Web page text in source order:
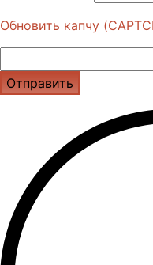
Обновить капчу
Отправить